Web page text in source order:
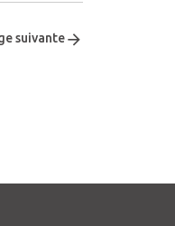
suivante